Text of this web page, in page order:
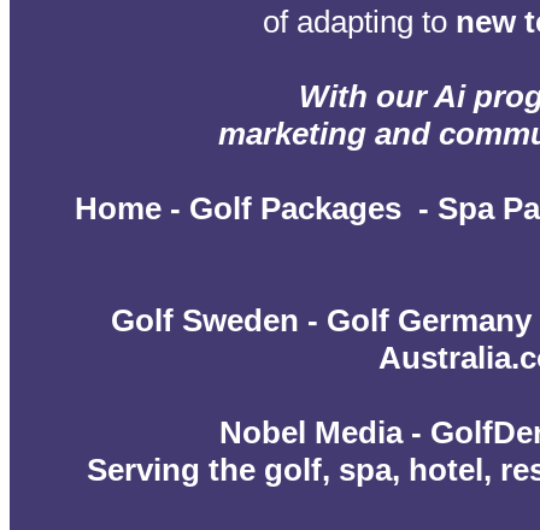
of adapting to new
With our Ai
marketing and
Home - Golf Packages - Spa
Golf Sweden - Golf Germany
Nobel Media -
Serving the golf, spa, hotel,